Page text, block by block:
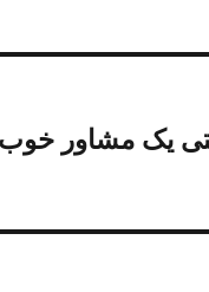
یک مشاور خوب